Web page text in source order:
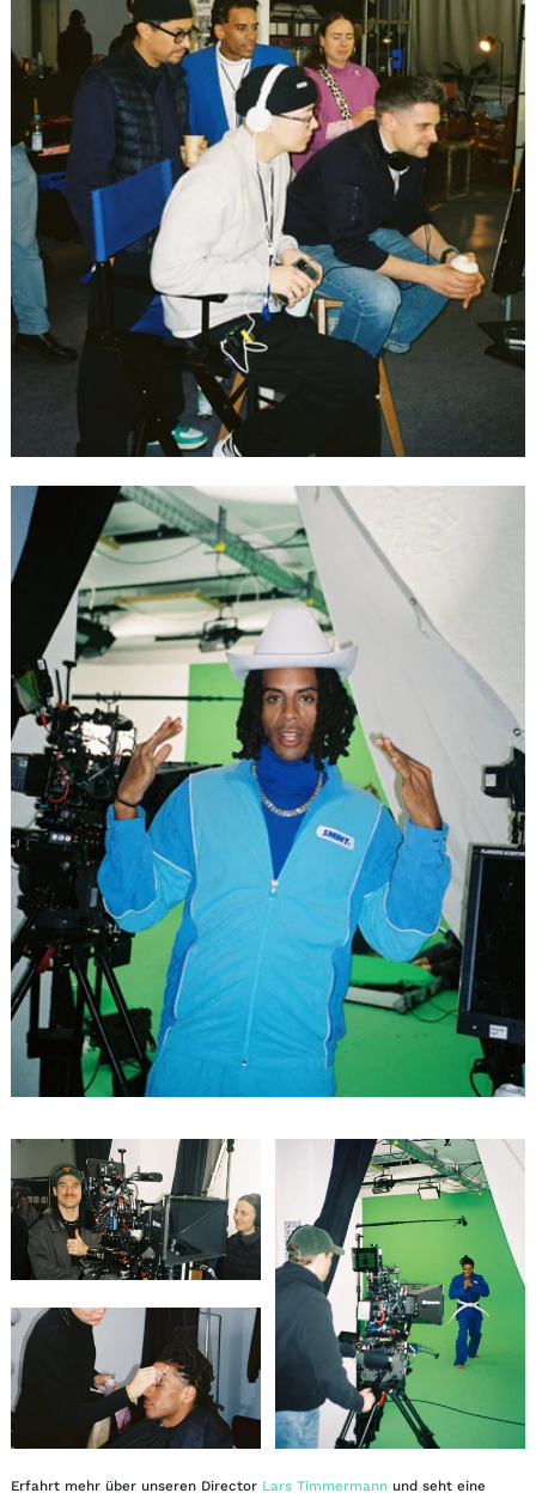
Erfahrt mehr über unseren Director Lars Timmermannund seht eine